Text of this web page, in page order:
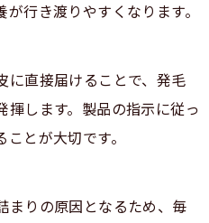
行き渡りやすくなります。
に直接届けることで、発毛
揮します。製品の指示に従っ
とが大切です。
まりの原因となるため、毎